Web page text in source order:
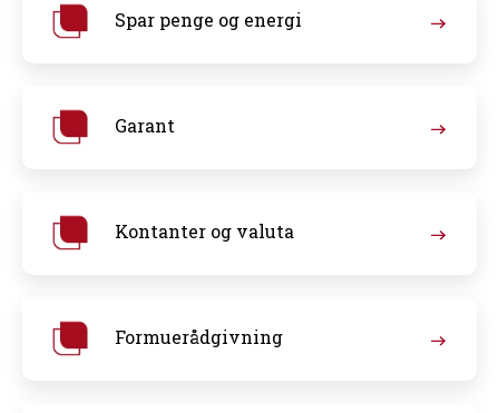
Spar penge og energi
Garant
Kontanter og valuta
Formuerådgivning